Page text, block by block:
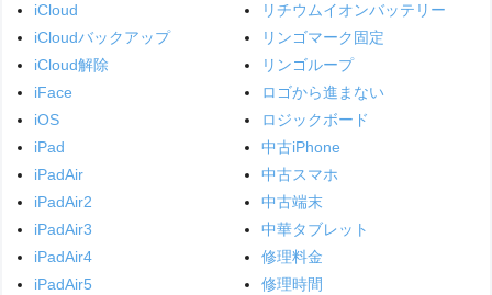
iCloud
iCloudバックアップ
iCloud解除
iFace
iOS
iPad
iPadAir
iPadAir2
iPadAir3
iPadAir4
iPadAir5
リチウムイオンバッテリー
リンゴマーク固定
リンゴループ
ロゴから進まない
ロジックボード
中古iPhone
中古スマホ
中古端末
中華タブレット
修理料金
修理時間